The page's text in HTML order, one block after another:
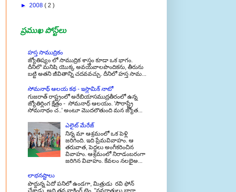
జ్యోతిష్యం లో సాముద్రిక శాస్త్రం కూడా ఒక భాగం.
దీనిలొ మనిషి యొక్క అవయవాలపొందికను, తీరును
బట్టి అతని జీవితాన్ని చదవవచ్చు. దీనిలో హస్త సామ...
సోమనాథ్ ఆలయ కథ - ఇస్లామిక్ నాటో
గుజరాత్ రాష్ట్రంలో అరేబియాసముద్రతీరంలో ఉన్న
జ్యోతిర్లింగ క్షేత్రం - సోమనాధ్ ఆలయం. 'సౌరాష్ట్రే
సోమనాథం చ..' అంటూ మొదలౌతుంది మన జ్యోత...
నిన్న మా ఆశ్రమంలో ఒక పెళ్లి
జరిగింది. ఇది ప్రేమవివాహం. ఆ
తరువాత, పెద్దలు అంగీకరించిన
వివాహం. ఆశ్రమంలో నిరాడంబరంగా
జరిగిన వివాహం. కేవలం నలభైఅ...
పొద్దున్న ఏదో పనిలో ఉండగా, మిత్రుడు రవి ఫోన్
చేశాడు. అది తన వాకింగ్ టైం. "నవరాత్రులు బాగా
జరిగాయా?" అడిగాడు. "ఆ. జరిగాయి...